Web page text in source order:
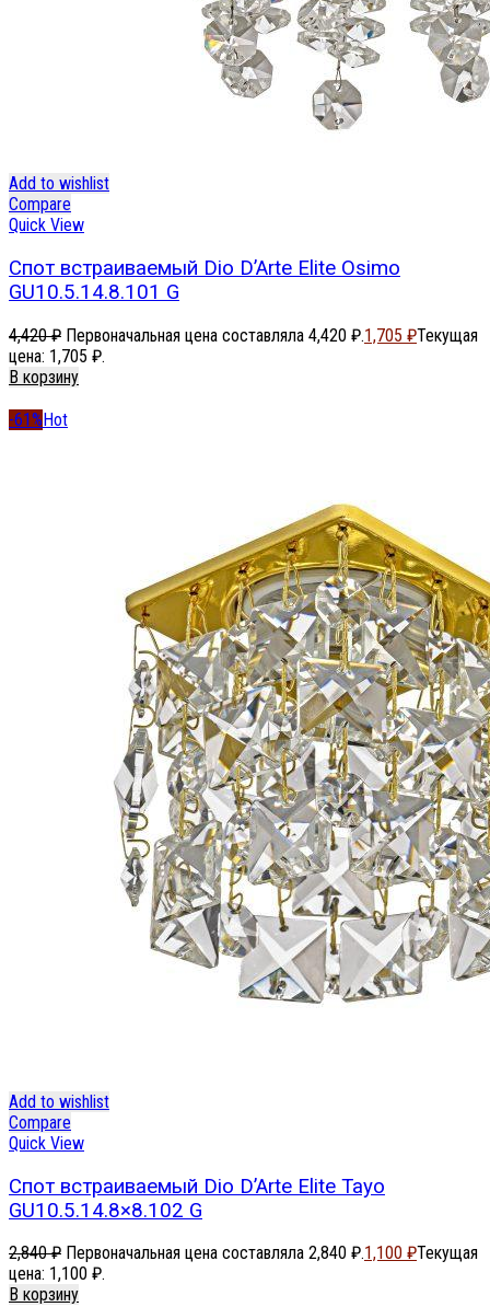
Add to wishlist
Compare
Quick View
Спот встраиваемый Dio D’Arte Elite Osimo
GU10.5.14.8.101 G
4,420₽ Первоначальная цена составляла 4,420 ₽.1,705 ₽Текущая
цена: 1,705 ₽.
В корзину
-61%Hot
Add to wishlist
Compare
Quick View
Спот встраиваемый Dio D’Arte Elite Tayo
GU10.5.14.8×8.102 G
2,840₽ Первоначальная цена составляла 2,840 ₽.1,100 ₽Текущая
цена: 1,100 ₽.
В корзину